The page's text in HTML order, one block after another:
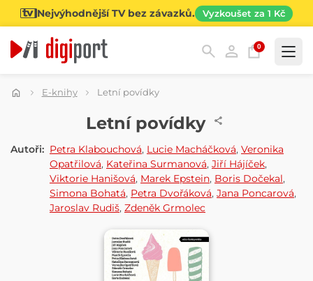
Nejvýhodnější TV bez závazků. Vyzkoušet za 1 Kč
0
Kategorie
E-knihy Letní povídky
Letní povídky
Autoři: Petra Klabouchová, Lucie Macháčková, Veronika
Opatřilová, Kateřina Surmanová, Jiří Hájíček,
Viktorie Hanišová, Marek Epstein, Boris Dočekal,
Simona Bohatá, Petra Dvořáková, Jana Poncarová,
Jaroslav Rudiš, Zdeněk Grmolec